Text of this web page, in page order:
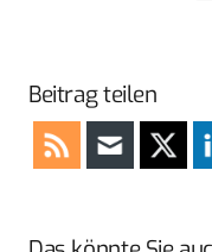
Beitrag teilen